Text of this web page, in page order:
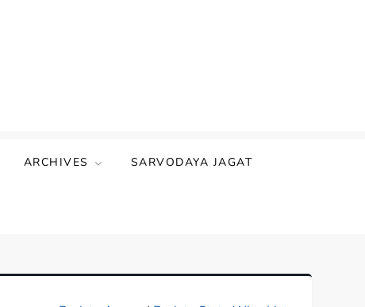
ARCHIVES SARVODAYA JAGAT